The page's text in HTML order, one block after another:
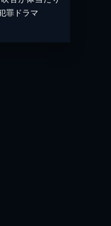
罪ドラマ